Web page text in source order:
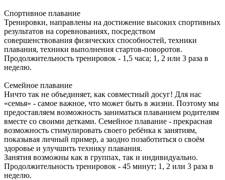
Спортивное плавание
Тренировки, направлены на достижение высоких спортивных
результатов на соревнованиях, посредством
совершенствования физических способностей, техники
плавания, техники выполнения стартов-поворотов.
Продолжительность тренировок - 1,5 часа; 1, 2 или 3 раза в
неделю.
Семейное плавание
Ничто так не объединяет, как совместный досуг! Для нас
«семья» - самое важное, что может быть в жизни. Поэтому мы
предоставляем возможность заниматься плаванием родителям
вместе со своими детками. Семейное плавание - прекрасная
возможность стимулировать своего ребёнка к занятиям,
показывая личный пример, а заодно позаботиться о своём
здоровье и улучшить технику плавания.
Занятия возможны как в группах, так и индивидуально.
Продолжительность тренировок - 45 минут; 1, 2 или 3 раза в
неделю.